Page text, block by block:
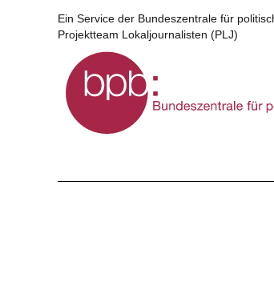
Ein Service der Bundeszentrale für
Projektteam Lokaljournalisten (PLJ)